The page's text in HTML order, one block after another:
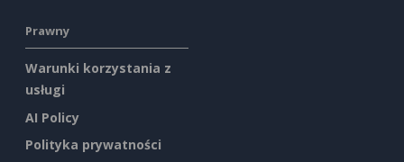
Prawny
Warunki korzystania z
usługi
AI Policy
Polityka prywatności